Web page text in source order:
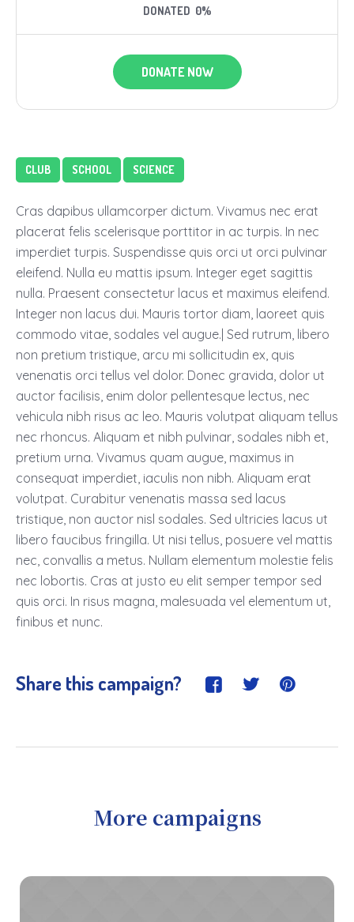
DONATED 0%
DONATE NOW
CLUB SCHOOL SCIENCE
Cras dapibus ullamcorper dictum. Vivamus nec erat
placerat felis scelerisque porttitor in ac turpis. In nec
imperdiet turpis. Suspendisse quis orci ut orci pulvinar
eleifend. Nulla eu mattis ipsum. Integer eget sagittis
nulla. Praesent consectetur lacus et maximus eleifend.
Integer non lacus dui. Mauris tortor diam, laoreet quis
commodo vitae, sodales vel augue.| Sed rutrum, libero
non pretium tristique, arcu mi sollicitudin ex, quis
venenatis orci tellus vel dolor. Donec gravida, dolor ut
auctor facilisis, enim dolor pellentesque lectus, nec
vehicula nibh risus ac leo. Mauris volutpat aliquam tellus
nec rhoncus. Aliquam et nibh pulvinar, sodales nibh et,
pretium urna. Vivamus quam augue, maximus in
consequat imperdiet, iaculis non nibh. Aliquam erat
volutpat. Curabitur venenatis massa sed lacus
tristique, non auctor nisl sodales. Sed ultricies lacus ut
libero faucibus fringilla. Ut nisi tellus, posuere vel mattis
nec, convallis a metus. Nullam elementum molestie felis
nec lobortis. Cras at justo eu elit semper tempor sed
quis orci. In risus magna, malesuada vel elementum ut,
finibus et nunc.
Share this campaign?
More campaigns